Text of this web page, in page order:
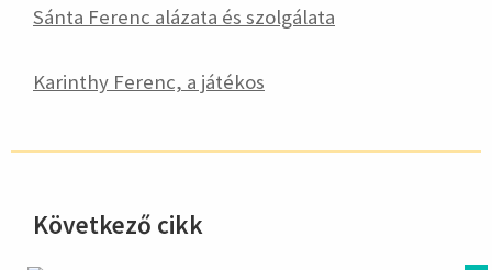
Sánta Ferenc alázata és szolgálata
Karinthy Ferenc, a játékos
Következő cikk